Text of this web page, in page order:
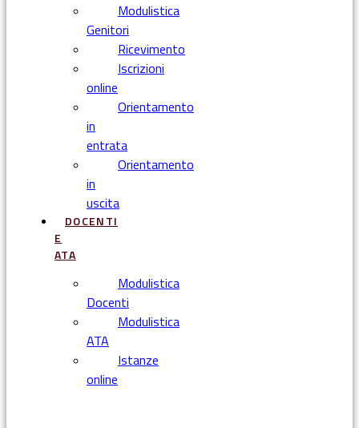
Modulistica
Genitori
Ricevimento
Iscrizioni
online
Orientamento
in
entrata
Orientamento
in
uscita
DOCENTI
E
ATA
Modulistica
Docenti
Modulistica
ATA
Istanze
online